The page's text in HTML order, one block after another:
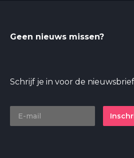
Geen nieuws missen?
Schrijf je in voor de